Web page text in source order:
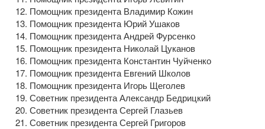
Помощник президента Владимир Кожин
Помощник президента Юрий Ушаков
Помощник президента Андрей Фурсенко
Помощник президента Николай Цуканов
Помощник президента Константин Чуйченко
Помощник президента Евгений Школов
Помощник президента Игорь Щеголев
Советник президента Александр Бедрицкий
Советник президента Сергей Глазьев
Советник президента Сергей Григоров